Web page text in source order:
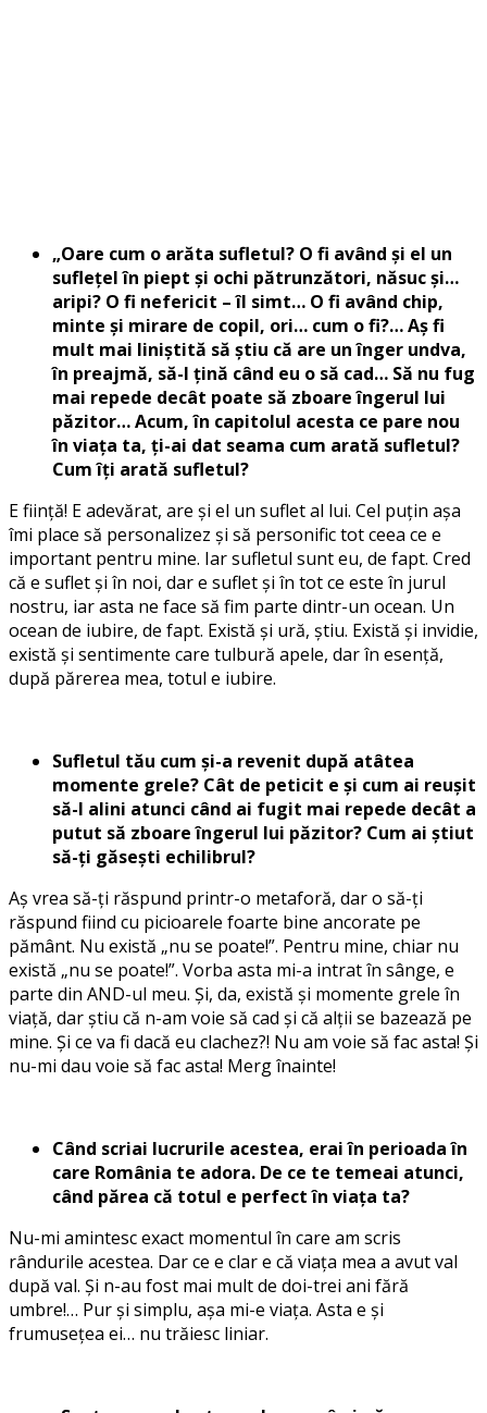
„Oare cum o arăta sufletul? O fi având și el un
suflețel în piept și ochi pătrunzători, năsuc și…
aripi? O fi nefericit – îl simt… O fi având chip,
minte și mirare de copil, ori… cum o fi?… Aș fi
mult mai liniștită să știu că are un înger undva,
în preajmă, să-l țină când eu o să cad… Să nu fug
mai repede decât poate să zboare îngerul lui
păzitor… Acum, în capitolul acesta ce pare nou
în viața ta, ți-ai dat seama cum arată sufletul?
Cum îți arată sufletul?
E ființă! E adevărat, are și el un suflet al lui. Cel puțin așa
îmi place să personalizez și să personific tot ceea ce e
important pentru mine. Iar sufletul sunt eu, de fapt. Cred
că e suflet și în noi, dar e suflet și în tot ce este în jurul
nostru, iar asta ne face să fim parte dintr-un ocean. Un
ocean de iubire, de fapt. Există și ură, știu. Există și invidie,
există și sentimente care tulbură apele, dar în esență,
după părerea mea, totul e iubire.
Sufletul tău cum și-a revenit după atâtea
momente grele? Cât de peticit e și cum ai reușit
să-l alini atunci când ai fugit mai repede decât a
putut să zboare îngerul lui păzitor? Cum ai știut
să-ți găsești echilibrul?
Aș vrea să-ți răspund printr-o metaforă, dar o să-ți
răspund fiind cu picioarele foarte bine ancorate pe
pământ. Nu există „nu se poate!”. Pentru mine, chiar nu
există „nu se poate!”. Vorba asta mi-a intrat în sânge, e
parte din AND-ul meu. Și, da, există și momente grele în
viață, dar știu că n-am voie să cad și că alții se bazează pe
mine. Și ce va fi dacă eu clachez?! Nu am voie să fac asta! Și
nu-mi dau voie să fac asta! Merg înainte!
Când scriai lucrurile acestea, erai în perioada în
care România te adora. De ce te temeai atunci,
când părea că totul e perfect în viața ta?
Nu-mi amintesc exact momentul în care am scris
rândurile acestea. Dar ce e clar e că viața mea a avut val
după val. Și n-au fost mai mult de doi-trei ani fără
umbre!… Pur și simplu, așa mi-e viața. Asta e și
frumusețea ei… nu trăiesc liniar.